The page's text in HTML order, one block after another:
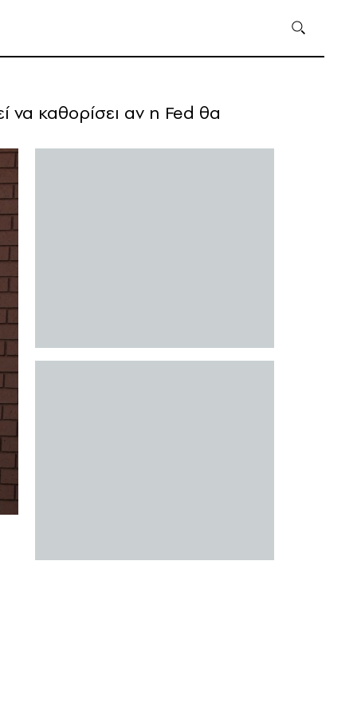
καθορίσει αν η Fed θα